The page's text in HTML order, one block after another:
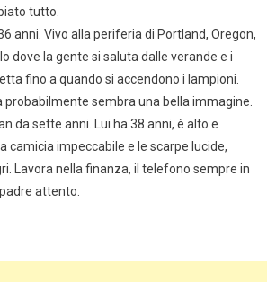
tutto.
anni. Vivo alla periferia di Portland, Oregon,
dove la gente si saluta dalle verande e i
fino a quando si accendono i lampioni.
probabilmente sembra una bella immagine.
da sette anni. Lui ha 38 anni, è alto e
camicia impeccabile e le scarpe lucide,
Lavora nella finanza, il telefono sempre in
attento.